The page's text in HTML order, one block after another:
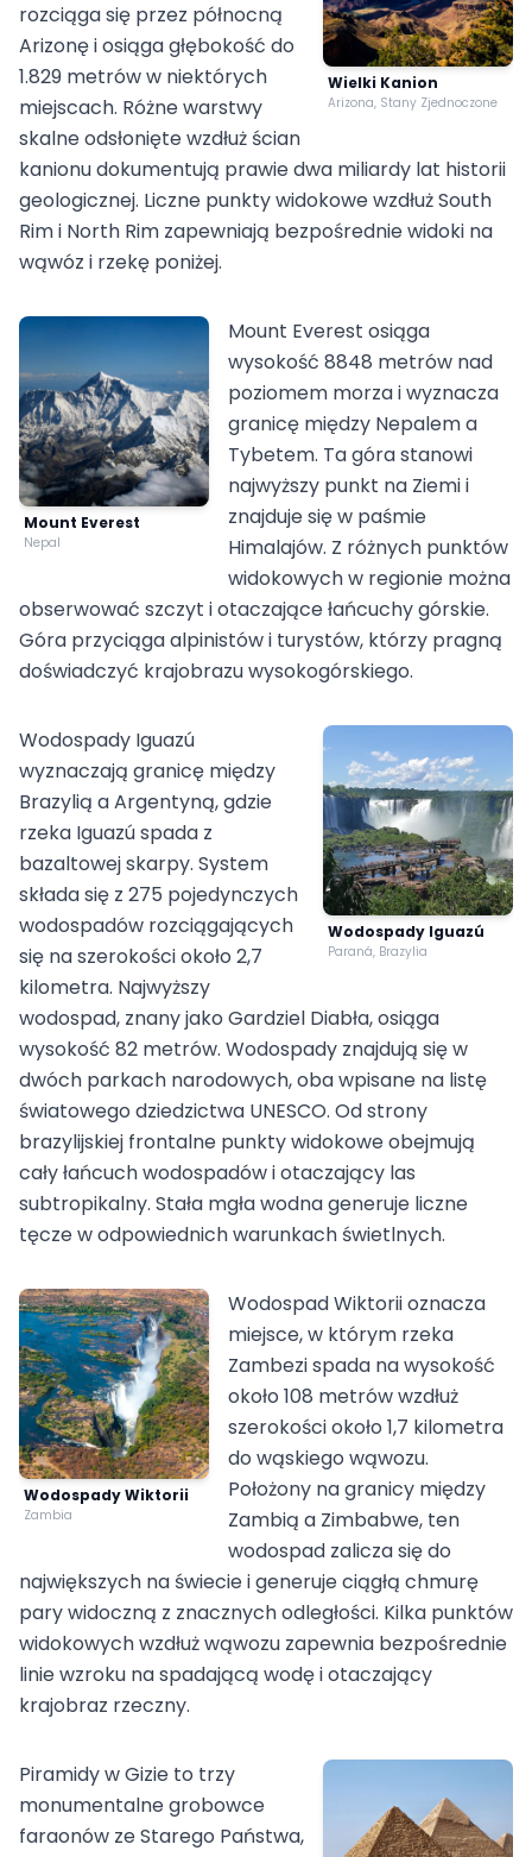
Wielki Kanion
Arizona, Stany Zjednoczone
rozciąga się przez północną
Arizonę i osiąga głębokość do
1.829 metrów w niektórych
miejscach. Różne warstwy
skalne odsłonięte wzdłuż ścian
kanionu dokumentują prawie dwa miliardy lat historii
geologicznej. Liczne punkty widokowe wzdłuż South
Rim i North Rim zapewniają bezpośrednie widoki na
wąwóz i rzekę poniżej.
Mount Everest
Nepal
Mount Everest osiąga
wysokość 8848 metrów nad
poziomem morza i wyznacza
granicę między Nepalem a
Tybetem. Ta góra stanowi
najwyższy punkt na Ziemi i
znajduje się w paśmie
Himalajów. Z różnych punktów
widokowych w regionie można
obserwować szczyt i otaczające łańcuchy górskie.
Góra przyciąga alpinistów i turystów, którzy pragną
doświadczyć krajobrazu wysokogórskiego.
Wodospady Iguazú
Paraná, Brazylia
Wodospady Iguazú
wyznaczają granicę między
Brazylią a Argentyną, gdzie
rzeka Iguazú spada z
bazaltowej skarpy. System
składa się z 275 pojedynczych
wodospadów rozciągających
się na szerokości około 2,7
kilometra. Najwyższy
wodospad, znany jako Gardziel Diabła, osiąga
wysokość 82 metrów. Wodospady znajdują się w
dwóch parkach narodowych, oba wpisane na listę
światowego dziedzictwa UNESCO. Od strony
brazylijskiej frontalne punkty widokowe obejmują
cały łańcuch wodospadów i otaczający las
subtropikalny. Stała mgła wodna generuje liczne
tęcze w odpowiednich warunkach świetlnych.
Wodospady Wiktorii
Zambia
Wodospad Wiktorii oznacza
miejsce, w którym rzeka
Zambezi spada na wysokość
około 108 metrów wzdłuż
szerokości około 1,7 kilometra
do wąskiego wąwozu.
Położony na granicy między
Zambią a Zimbabwe, ten
wodospad zalicza się do
największych na świecie i generuje ciągłą chmurę
pary widoczną z znacznych odległości. Kilka punktów
widokowych wzdłuż wąwozu zapewnia bezpośrednie
linie wzroku na spadającą wodę i otaczający
krajobraz rzeczny.
Piramidy w Gizie to trzy
monumentalne grobowce
faraonów ze Starego Państwa,